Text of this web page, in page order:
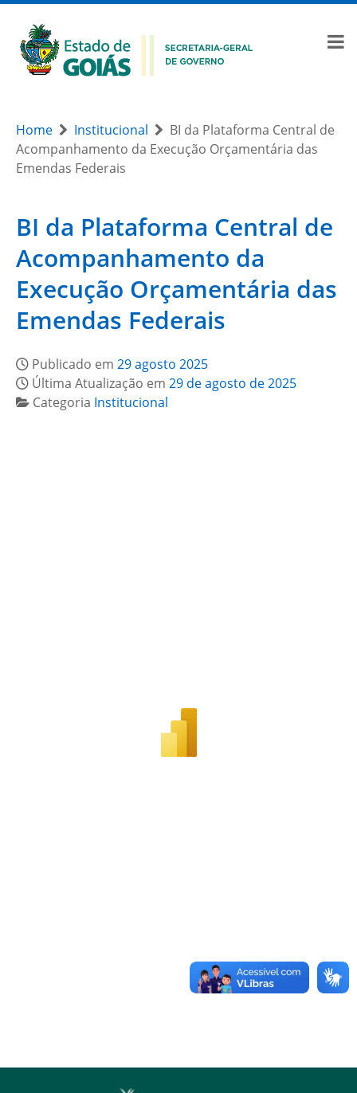
Home Institucional
BI da Plataforma Central de
Acompanhamento da Execução Orçamentária das
Emendas Federais
BI da Plataforma Central de
Acompanhamento da
Execução Orçamentária das
Emendas Federais
Publicado em 29 agosto 2025
Última Atualização em 29 de agosto de 2025
Categoria Institucional